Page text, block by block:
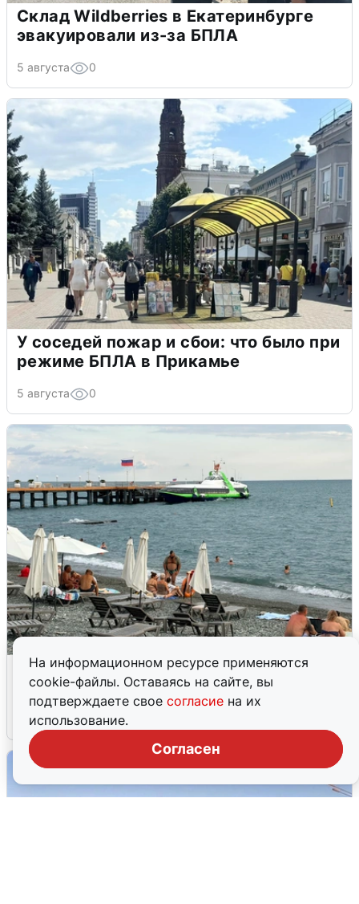
На информационном ресурсе применяются
cookie-файлы. Оставаясь на сайте, вы
подтверждаете свое согласие на их
использование.
Согласен
Склад Wildberries в Екатеринбурге
эвакуировали из-за БПЛА
5 августа 0
У соседей пожар и сбои: что было при
режиме БПЛА в Прикамье
5 августа 0
Жители и туристы Сочи рассказали
об атаке БПЛА 5 августа
5 августа 0